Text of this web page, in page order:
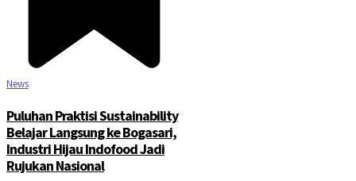
News
Puluhan Praktisi Sustainability
Belajar Langsung ke Bogasari,
Industri Hijau Indofood Jadi
Rujukan Nasional